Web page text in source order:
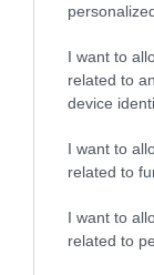
I want to
related to
device
I want to
related to
I want to
related to